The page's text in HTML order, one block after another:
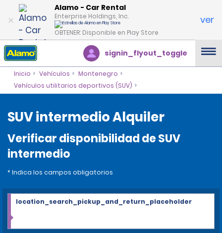
Alamo - Car Rental
Enterprise Holdings, Inc.
OBTENER: Disponible en Play Store
ver
signin_flyout_toggle
Inicio Vehículos
Montenegro
Vehículos utilitarios deportivos (SUV)
SUV intermedio Alquiler
Verificar disponibilidad de SUV
intermedio
* Indica los campos obligatorios
location_search_pickup_and_return_placeholder